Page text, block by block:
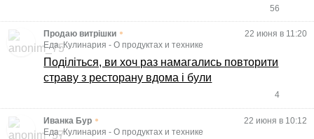
56
Продаю витрішки •
22 июня в 11:20
Еда, Кулинария -О продуктах и технике
Поділіться, ви хоч раз намагались повторити
страву з ресторану вдома і були
4
Иванка Бур •
22 июня в 10:12
Еда, Кулинария -О продуктах и технике